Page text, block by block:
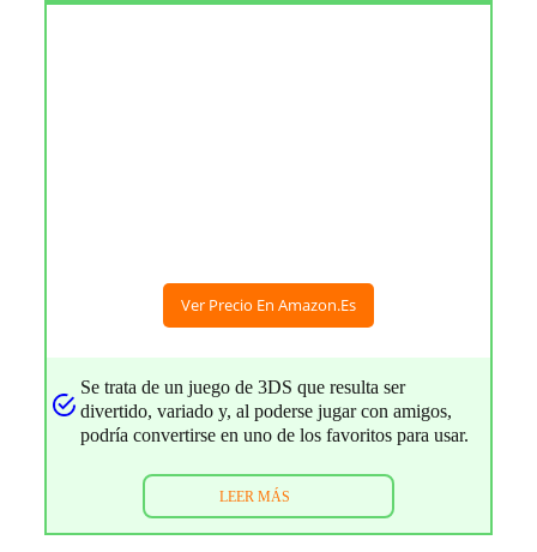
Ver Precio En Amazon.es
Se trata de un juego de 3DS que resulta ser
divertido, variado y, al poderse jugar con amigos,
podría convertirse en uno de los favoritos para usar.
LEER MÁS